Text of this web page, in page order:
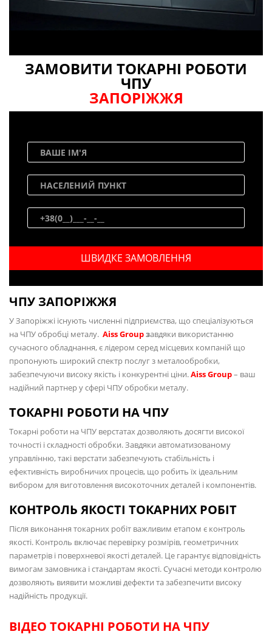
ЗАМОВИТИ ТОКАРНІ РОБОТИ
ЧПУ
ЗАПОРІЖЖЯ
ЧПУ ЗАПОРІЖЖЯ
У Запоріжжі існують численні підприємства, що спеціалізуються
на ЧПУ обробці металу. Aiss Groupзавдяки використанню
сучасного обладнання, є лідером серед місцевих компаній що
пропонують широкий спектр послуг з металообробки,
забезпечуючи високу якість і конкурентні ціни.Aiss Group– ваш
надійний партнер у сфері ЧПУ обробки металу.
ТОКАРНІ РОБОТИ НА ЧПУ
Токарні роботи на ЧПУ верстатах дозволяють досягти високої
точності і складності обробки. Завдяки автоматизованому
управлінню, такі верстати забезпечують стабільність і
ефективність виробничих процесів, що робить їх ідеальним
вибором для виготовлення високоточних деталей і компонентів.
КОНТРОЛЬ ЯКОСТІ ТОКАРНИХ РОБІТ
Після виконання токарних робіт важливим етапом є контроль
якості. Контроль включає перевірку розмірів, геометричних
параметрів і поверхневої якості деталей. Це гарантує відповідність
вимогам замовника і стандартам якості. Сучасні методи контролю
дозволяють виявити можливі дефекти та забезпечити високу
надійність продукції.
ВІДЕО ТОКАРНІ РОБОТИ НА ЧПУ